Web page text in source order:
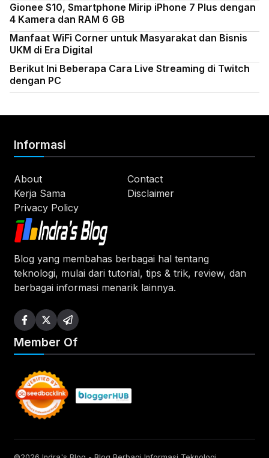
Gionee S10, Smartphone Mirip iPhone 7 Plus dengan
4 Kamera dan RAM 6 GB
Manfaat WiFi Corner untuk Masyarakat dan Bisnis
UKM di Era Digital
Berikut Ini Beberapa Cara Live Streaming di Twitch
dengan PC
Blog yang membahas berbagai hal tentang
teknologi, mulai dari tutorial, tips & trik, review, dan
berbagai informasi menarik lainnya.
Informasi
About
Contact
Kerja Sama
Disclaimer
Privacy Policy
Member Of